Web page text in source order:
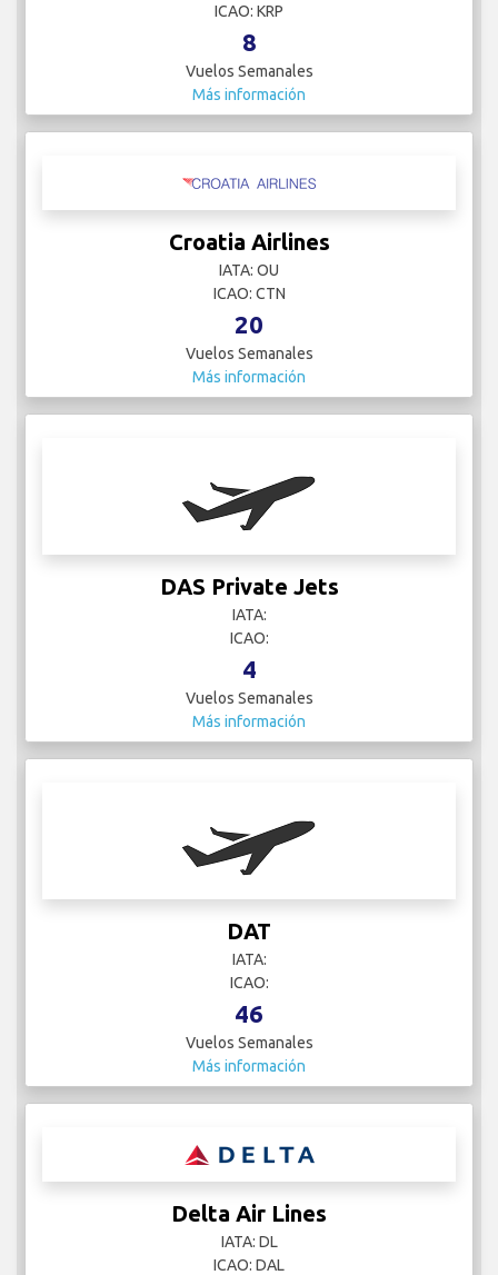
ICAO: KRP
8
Vuelos Semanales
Más información
Croatia Airlines
IATA: OU
ICAO: CTN
20
Vuelos Semanales
Más información
DAS Private Jets
IATA:
ICAO:
4
Vuelos Semanales
Más información
DAT
IATA:
ICAO:
46
Vuelos Semanales
Más información
Delta Air Lines
IATA: DL
ICAO: DAL